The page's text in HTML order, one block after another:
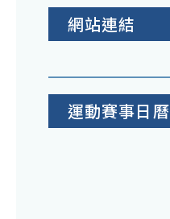
網站連結
運動賽事日曆